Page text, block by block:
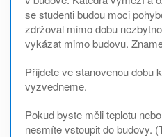
se studenti budou moci
zdržoval mimo dobu
vykázat mimo budovu.
Přijdete ve stanovenou dobu
vyzvedneme.
Pokud byste měli teplotu
nesmíte vstoupit do budovy.